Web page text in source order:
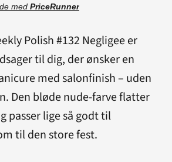
med PriceRunner
Polish #132 Negligee er
til dig, der ønsker en
med salonfinish – uden
Den bløde nude-farve flatter
passer lige så godt til
til den store fest.